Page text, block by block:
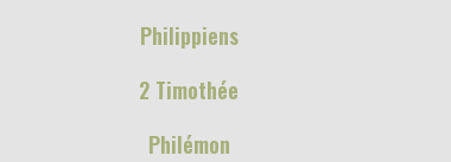
Philippiens
2 Timothée
Philémon